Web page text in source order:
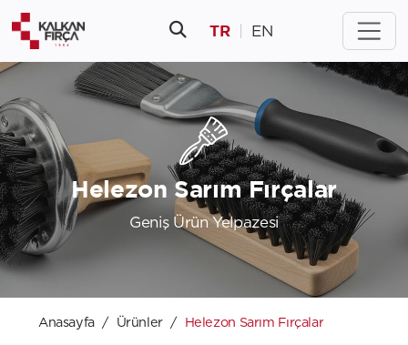
TR EN
Helezon Sarım Fırçalar
Geniş Ürün Yelpazesi
Anasayfa Ürünler Helezon Sarım Fırçalar